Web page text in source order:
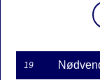
19